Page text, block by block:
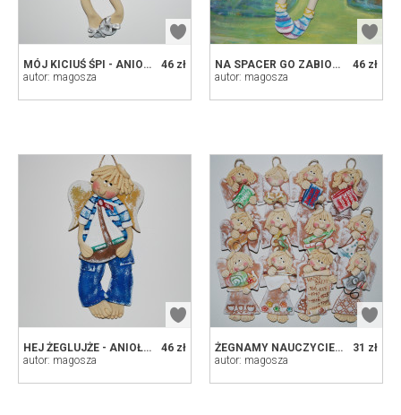
46 zł
MÓJ KICIUŚ ŚPI - ANIOŁEK Z MASY SOLNEJ, PREZENT, DEKORACJA
autor: magosza
46 zł
NA SPACER GO ZABIORĘ - ANIOŁEK Z MASY SOLNEJ, PREZENT, DEKORACJA
autor: magosza
46 zł
HEJ ŻEGLUJŻE - ANIOŁEK Z MASY SOLNEJ, PREZENT, DEKORACJA
autor: magosza
31 zł
ŻEGNAMY NAUCZYCIELI I NASZĄ SZKOŁĘ - NA ZAMÓWIENIE
autor: magosza